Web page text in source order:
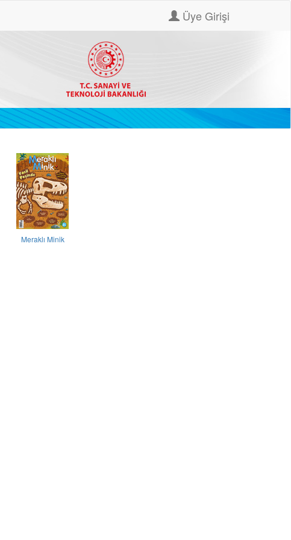
Üye Girişi
Meraklı Minik